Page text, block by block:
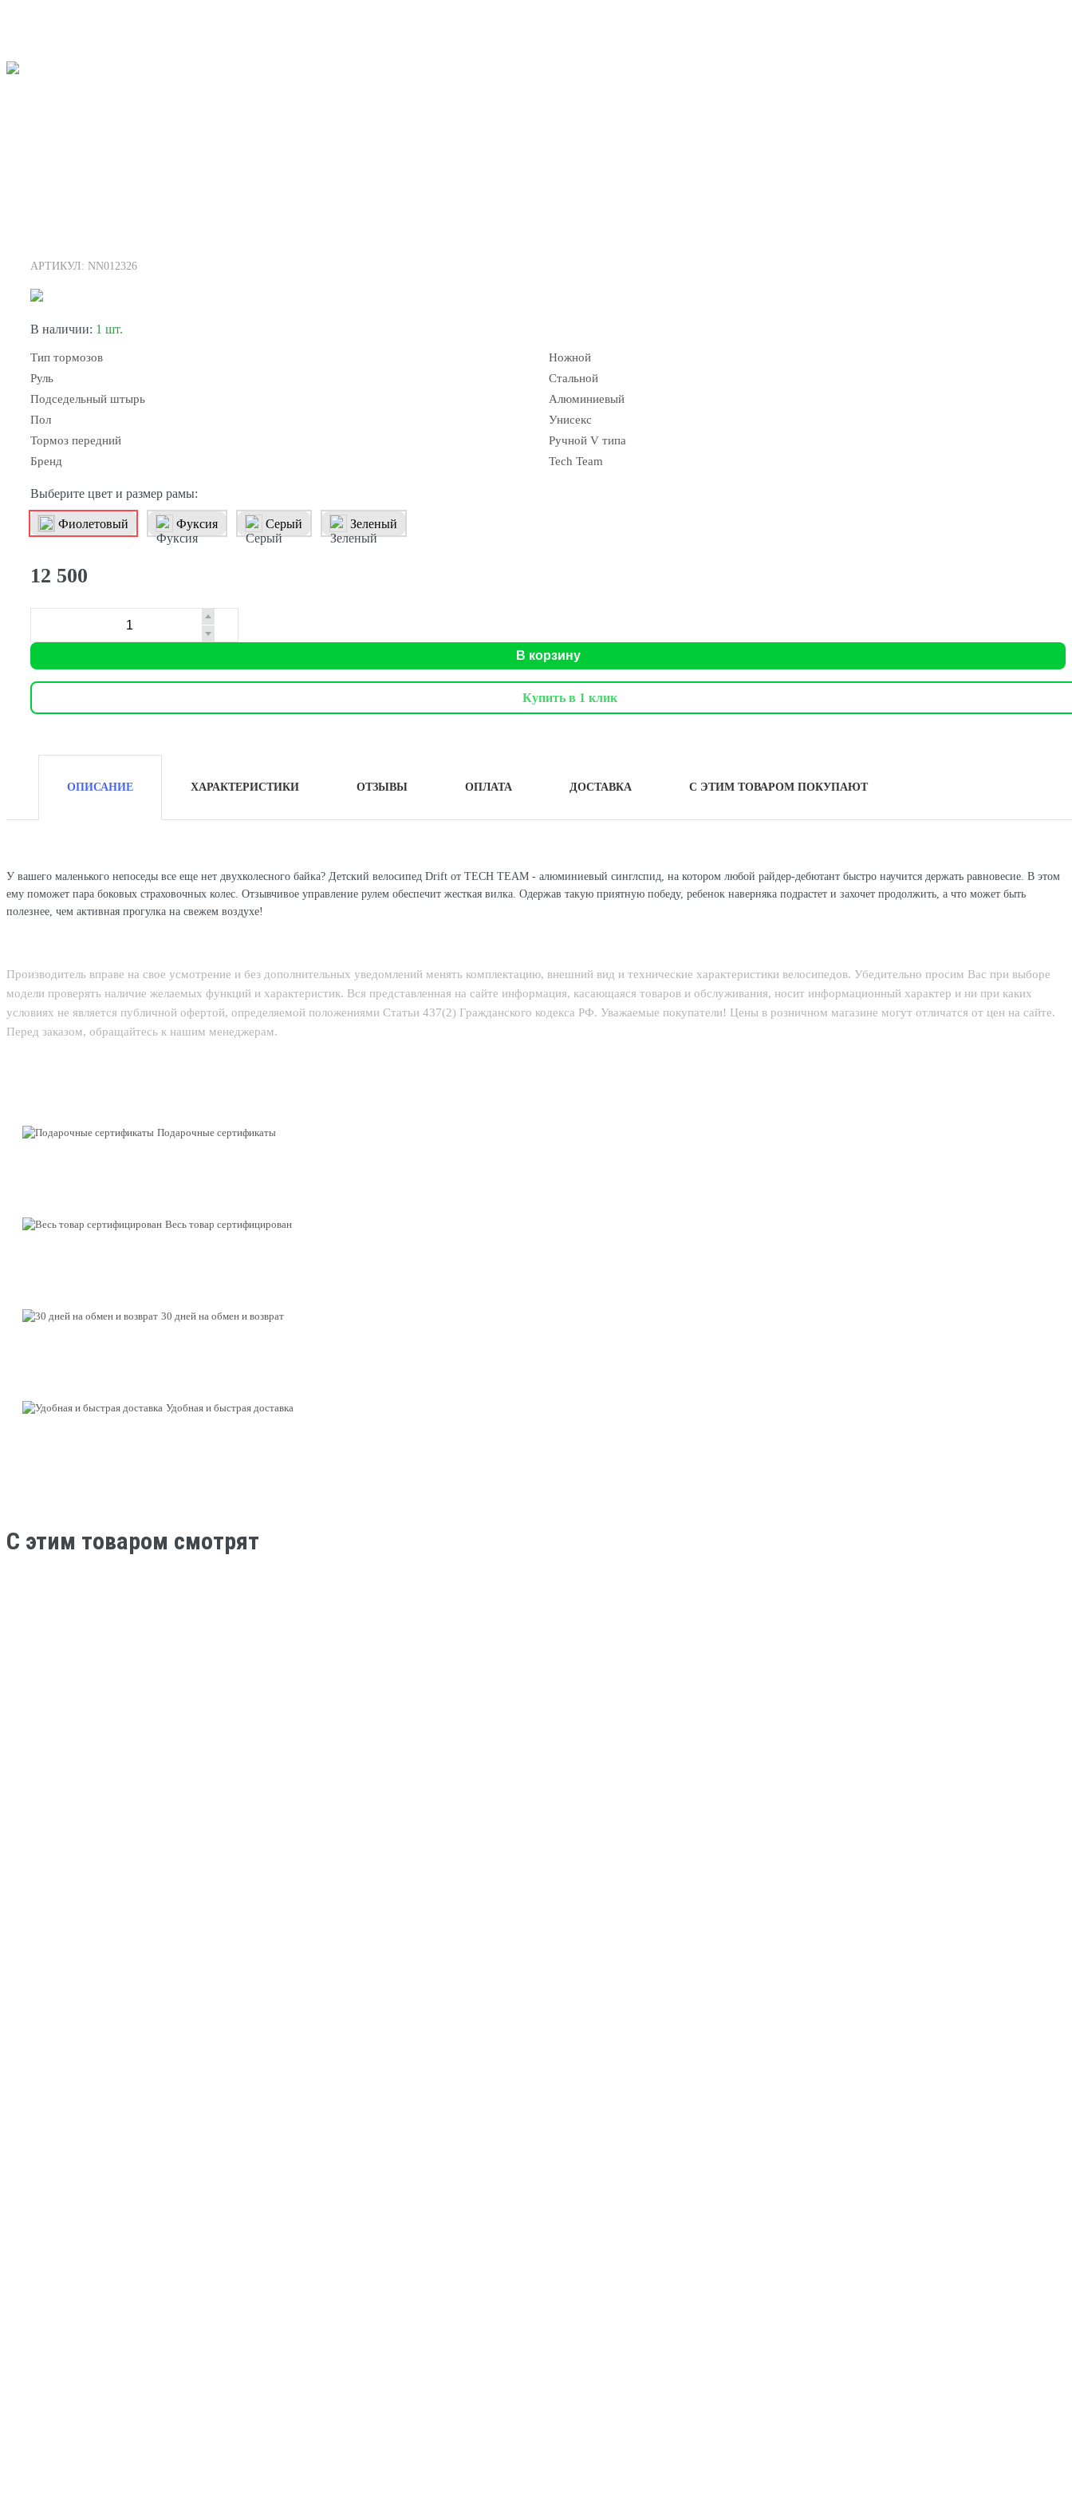
АРТИКУЛ: NN012326
В наличии: 1 шт.
Тип тормозов
Ножной
Руль
Стальной
Подседельный штырь
Алюминиевый
Пол
Унисекс
Тормоз передний
Ручной V типа
Бренд
Tech Team
Выберите цвет и размер рамы:
Фиолетовый Фуксия Серый Зеленый
12 500
В корзину
Купить в 1 клик
ОПИСАНИЕ ХАРАКТЕРИСТИКИ ОТЗЫВЫ ОПЛАТА ДОСТАВКА С ЭТИМ ТОВАРОМ ПОКУПАЮТ
У вашего маленького непоседы все еще нет двухколесного байка? Детский велосипед Drift от TECH TEAM - алюминиевый синглспид, на котором любой райдер-дебютант быстро научится держать равновесие. В этом
ему поможет пара боковых страховочных колес. Отзывчивое управление рулем обеспечит жесткая вилка. Одержав такую приятную победу, ребенок наверняка подрастет и захочет продолжить, а что может быть
полезнее, чем активная прогулка на свежем воздухе!
Производитель вправе на свое усмотрение и без дополнительных уведомлений менять комплектацию, внешний вид и технические характеристики велосипедов. Убедительно просим Вас при выборе
модели проверять наличие желаемых функций и характеристик. Вся представленная на сайте информация, касающаяся товаров и обслуживания, носит информационный характер и ни при каких
условиях не является публичной офертой, определяемой положениями Статьи 437(2) Гражданского кодекса РФ. Уважаемые покупатели! Цены в розничном магазине могут отличатся от цен на сайте.
Перед заказом, обращайтесь к нашим менеджерам.
Подарочные сертификаты
Весь товар сертифицирован
30 дней на обмен и возврат
Удобная и быстрая доставка
C этим товаром смотрят